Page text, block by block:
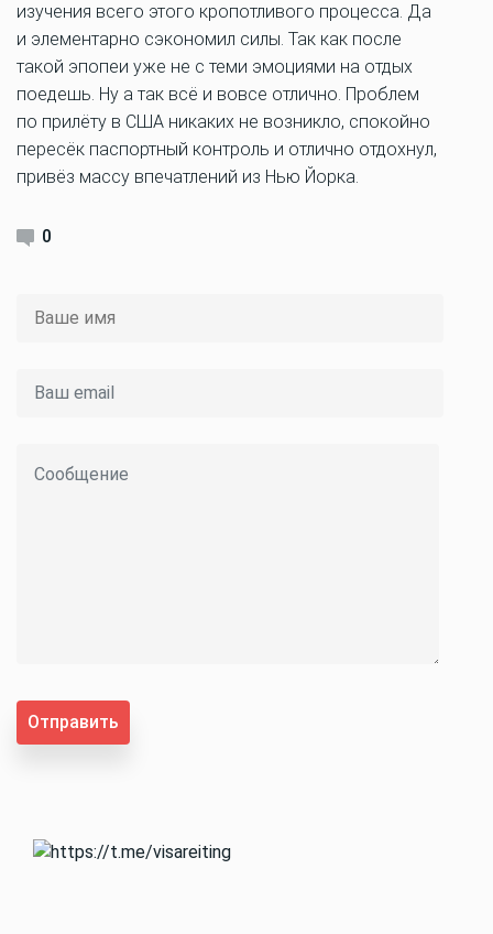
изучения всего этого кропотливого процесса. Да
и элементарно сэкономил силы. Так как после
такой эпопеи уже не с теми эмоциями на отдых
поедешь. Ну а так всё и вовсе отлично. Проблем
по прилёту в США никаких не возникло, спокойно
пересёк паспортный контроль и отлично отдохнул,
привёз массу впечатлений из Нью Йорка.
0
Отправить